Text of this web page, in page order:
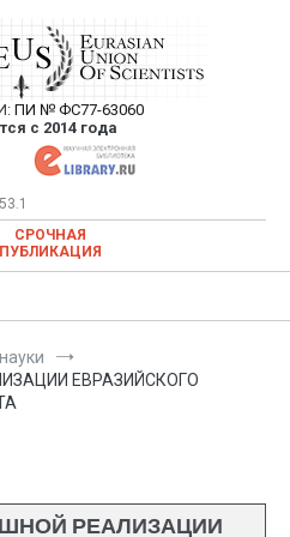
Союз Ученых —
статей в
журнале
ПИ № ФС77-63060
с 2014 года
— публикация научных статей в
научном журнале
СРОЧНАЯ
ПУБЛИКАЦИЯ
ЕВРАЗИЙСКОГО
РЕАЛИЗАЦИИ